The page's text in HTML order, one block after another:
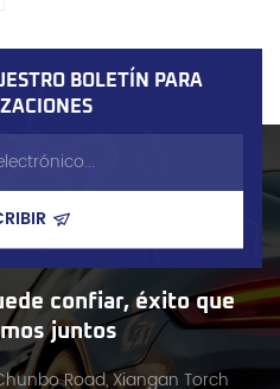
BOLETÍN PARA
confiar, éxito que
juntos
Road, Xiangan Torch